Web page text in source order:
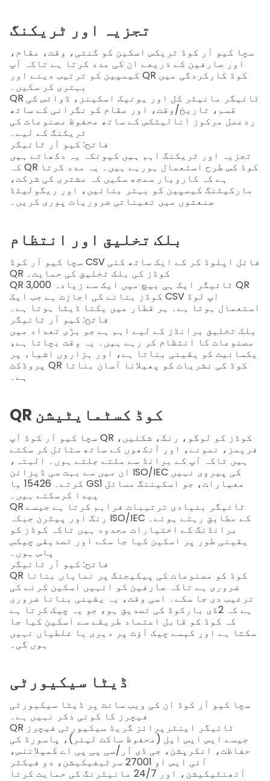
تجزیہ اور ٹریکنگ
سچا کیو آر کوڈ ٹریکس اسکین کو گنتی، وقت، مقام،
اور صارفین کے ذریعے ان کی مدد کرتا ہے تاکہ آپ
کیمپین کو ترتیب دینے اور QR کوڈ کارکردگی میں
بہتری کر سکیں۔
QR ٹائیگر مانیٹر کل اور یونیک اسکینز، ڈوائس کی
قسم، تاریخ/وقت، اور مقام کو نگرانی کے ساتھ
ردعمل مرکوز انالیٹکس کے ساتھ محفوظ مصنوعات کی
ٹریکنگ کے لیے۔
فاتح: کیو آر ٹائیگر
تجزیہ اور ٹریکنگ اہم ہیں کیونکہ یہ دکھاتے ہیں
کہ QR کوڈ کس طرح استعمال ہورہے ہیں۔ یہ مدد کرتا
ہے کہ کاروبار سمجھ سکیں کہ مشتری کی شرکت،
مارکیٹنگ کیمپین کو بہتر بنائیں، اور ریگولیٹڈ
صنعتوں میں تعیناتی ضروریات پوری کریں۔
بلک تخلیق اور انتظام
CSV فائل اپلوڈ کر کے ایک ساتھ کئی
QR کوڈز کی بلک تخلیق کی حمایت۔
QR ٹائیگر
ایک ہی بیچ میں ایک سے زیادہ 3,000 QR
کوڈز بنانے کی اجازت ہے جب ایک CSV اپ لوڈ
استعمال ہوتا ہے۔ ہر قطار میں یکتا ڈیٹا ہوتا ہے۔
فاتح: کیو آر ٹائیگر
بلک تخلیق برانڈز کے لیے اہم ہے جو بڑی تعداد میں
مصنوعات کا انتظام کر رہے ہیں۔ یہ وقت بچاتا ہے،
یکسانیت کو یقینی بناتا ہے، اور ہزاروں اشیاء پر
پروڈکٹ QR کوڈ کی نشریات کو پھیلانا آسان بناتا
ہے۔
QR کوڈ کسٹمايٹیشن
سچا کیو آر کوڈ آپ QR کوڈز کو لوگو، رنگ، شکلیں،
فریمز، نمونے، اور آنکھوں کے ساتھ سٹائل کر سکتے
ہیں تاکہ آپ کے برانڈ سے ملتے جلتے ہوں۔ البتہ،
ان میں سے بہت سی ڈیزائن ISO/IEC کی پیروی نہیں
کرتے۔ 15426 یا GS1 معیارات، جو اسکیننگ مسائل
پیدا کرسکتے ہیں۔
QR ٹائیگر بنیادی ترتیبات فراہم کرتا ہے جیسے
رنگ اور پیٹرن جبکہ ISO/IEC کے مطابق رہتے ہوئے۔
برانڈنگ کے اختیارات محدود ہیں تاکہ کوڈز کو
یقینی طور پر اسکین کیا جا سکے اور تصدیقی چیکس
پاس ہوں۔
فاتح: کیو آر ٹائیگر
QR کوڈ کو مصنوعات کی پیکیجنگ پر نمایاں بنانا
ضروری ہے تاکہ صارفین کو انہیں اسکین کرنے کی
ترغیب دی جا سکے۔ اسی وقت، یہ یقینی بنانا ضروری
ہے کہ 2ڈی بارکوڈ کی تصدیق ہو، جو یہ چیک کرتا ہے
کہ کوڈ کو قابل اعتماد طریقے سے اسکین کیا جا
سکتا ہے اور کیسے چیک آؤٹ پر دیری یا غلطیاں نہیں
ہوں گی۔
ڈیٹا سیکیورٹی
سچا کیو آر کوڈ ان کی ویب سائٹ پر ڈیٹا سیکیورٹی
فیچرز کا کوئی ذکر نہیں ہے۔
QR ٹائیگر اینٹرپرائز گریڈ سیکیورٹی فیچرز
جیسے ایس ایس ایل (محفوظ ساکٹ لیئر)، پاسورڈ کی
حفاظت، انکرپشن، جی ڈی آر/سی پی پی اے کمپلائنس،
آئی ایس او 27001 سرٹیفیکیشن، دو فیکٹر
آتھنٹیکیشن، اور 24/7 مانیٹرنگ کی حمایت کرتا